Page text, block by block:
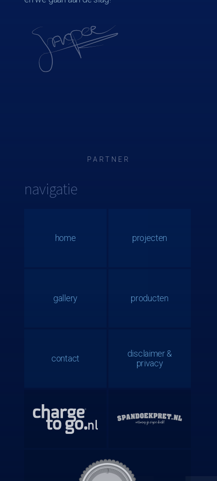
PARTNER
navigatie
home projecten
gallery producten
contact
disclaimer &
privacy